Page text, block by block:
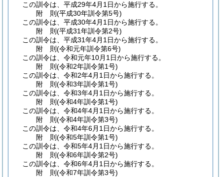
この訓令は、平成29年4月1日から施行する。
附 則(平成30年訓令第5号)
この訓令は、平成30年4月1日から施行する。
附 則(平成31年訓令第2号)
この訓令は、平成31年4月1日から施行する。
附 則(令和元年訓令第6号)
この訓令は、令和元年10月1日から施行する。
附 則(令和2年訓令第1号)
この訓令は、令和2年4月1日から施行する。
附 則(令和3年訓令第1号)
この訓令は、令和3年4月1日から施行する。
附 則(令和4年訓令第1号)
この訓令は、令和4年4月1日から施行する。
附 則(令和4年訓令第3号)
この訓令は、令和4年6月1日から施行する。
附 則(令和5年訓令第1号)
この訓令は、令和5年4月1日から施行する。
附 則(令和6年訓令第2号)
この訓令は、令和6年4月1日から施行する。
附 則(令和7年訓令第3号)